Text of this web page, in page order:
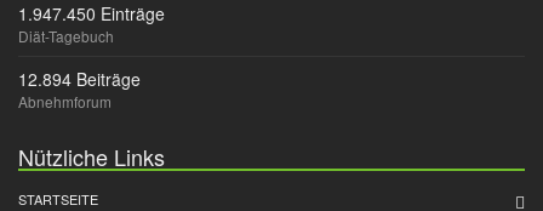
1.947.450 Einträge
Diät-Tagebuch
12.894 Beiträge
Abnehmforum
Nützliche Links
STARTSEITE